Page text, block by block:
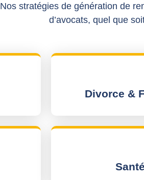
Nos stratégies de génération de
d’avocats, quel que
Divorce &
Santé